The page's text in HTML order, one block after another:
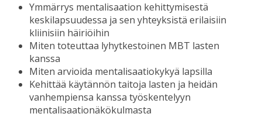
Ymmärrys mentalisaation kehittymisestä
keskilapsuudessa ja sen yhteyksistä erilaisiin
kliinisiin häiriöihin
Miten toteuttaa lyhytkestoinen MBT lasten
kanssa
Miten arvioida mentalisaatiokykyä lapsilla
Kehittää käytännön taitoja lasten ja heidän
vanhempiensa kanssa työskentelyyn
mentalisaationäkökulmasta